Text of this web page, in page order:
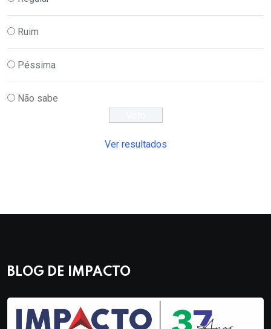
Ruim
Péssima
Não sabe
Ver resultados
BLOG DE IMPACTO